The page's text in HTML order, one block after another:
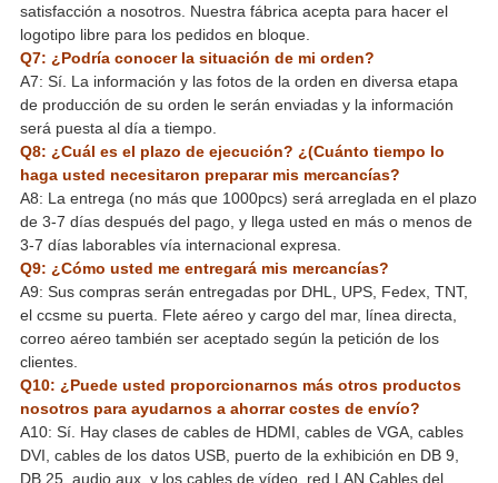
satisfacción a nosotros. Nuestra fábrica acepta para hacer el
logotipo libre para los pedidos en bloque.
Q7: ¿Podría conocer la situación de mi orden?
A7: Sí. La información y las fotos de la orden en diversa etapa
de producción de su orden le serán enviadas y la información
será puesta al día a tiempo.
Q8: ¿Cuál es el plazo de ejecución? ¿(Cuánto tiempo lo
haga usted necesitaron preparar mis mercancías?
A8: La entrega (no más que 1000pcs) será arreglada en el plazo
de 3-7 días después del pago, y llega usted en más o menos de
3-7 días laborables vía internacional expresa.
Q9: ¿Cómo usted me entregará mis mercancías?
A9: Sus compras serán entregadas por DHL, UPS, Fedex, TNT,
el ccsme su puerta. Flete aéreo y cargo del mar, línea directa,
correo aéreo también ser aceptado según la petición de los
clientes.
Q10: ¿Puede usted proporcionarnos más otros productos
nosotros para ayudarnos a ahorrar costes de envío?
A10: Sí. Hay clases de cables de HDMI, cables de VGA, cables
DVI, cables de los datos USB, puerto de la exhibición en DB 9,
DB 25, audio aux. y los cables de vídeo, red LAN Cables del